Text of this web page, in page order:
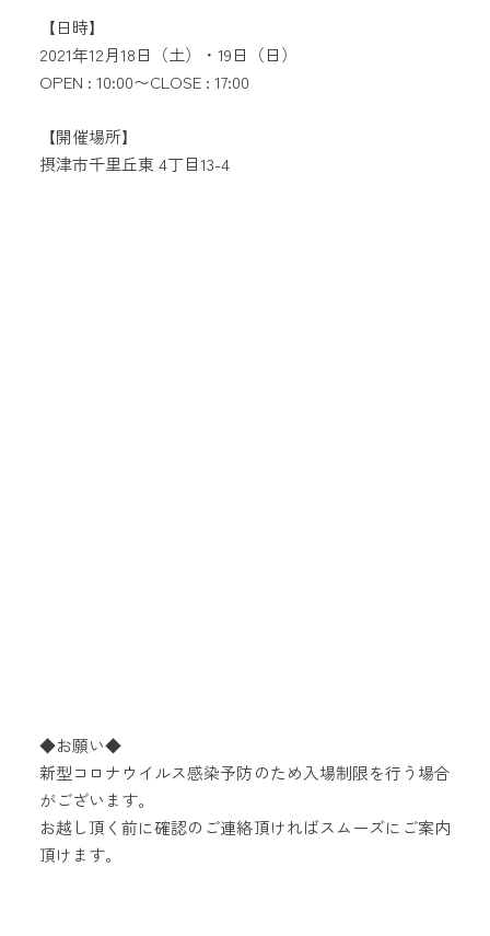
【日時】
2021年12月18日（土）・19日（日）
OPEN : 10:00〜CLOSE : 17:00
【開催場所】
摂津市千里丘東 4丁目13-4
◆お願い◆
新型コロナウイルス感染予防のため入場制限を行う場合
がございます。
お越し頂く前に確認のご連絡頂ければスムーズにご案内
頂けます。